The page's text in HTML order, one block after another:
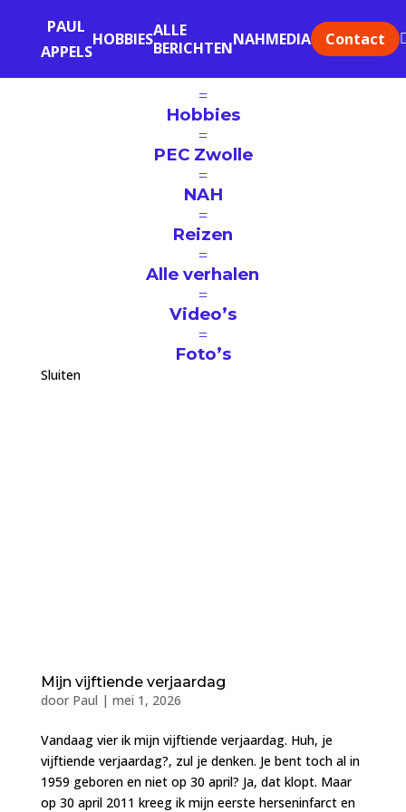
PAUL
APPELS
HOBBIESALLE
BERICHTENNAHMEDIA Contact
=
Hobbies
=
PEC Zwolle
=
NAH
=
Reizen
=
Alle verhalen
=
Video’s
=
Foto’s
Sluiten
Mijn vijftiende verjaardag
door Paul | mei 1, 2026
Vandaag vier ik mijn vijftiende verjaardag. Huh, je
vijftiende verjaardag?, zul je denken. Je bent toch al in
1959 geboren en niet op 30 april? Ja, dat klopt. Maar
op 30 april 2011 kreeg ik mijn eerste herseninfarct en